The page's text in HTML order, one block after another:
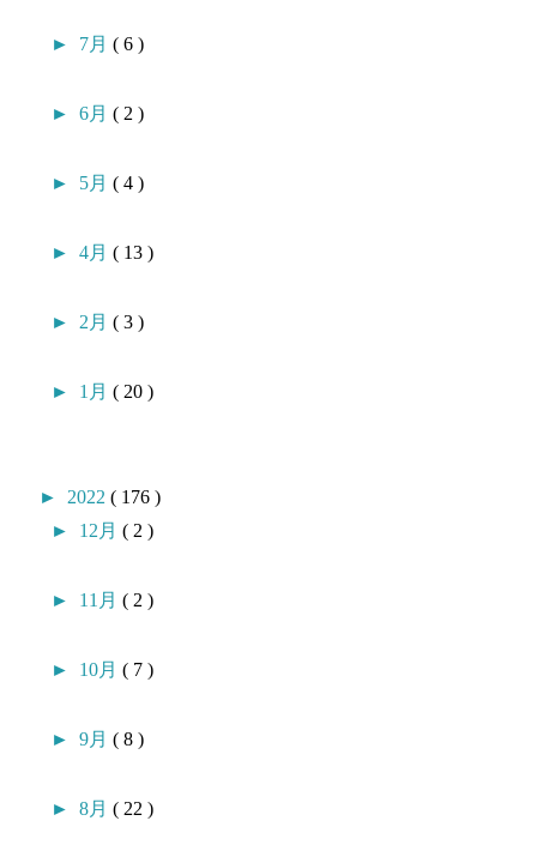
► 7月( 6 )
►6月( 2 )
► 5月( 4 )
►4月( 13 )
► 2月( 3 )
► 1月( 20 )
► 2022( 176 )
► 12月( 2 )
► 11月( 2 )
► 10月( 7 )
►9月( 8 )
►8月( 22 )